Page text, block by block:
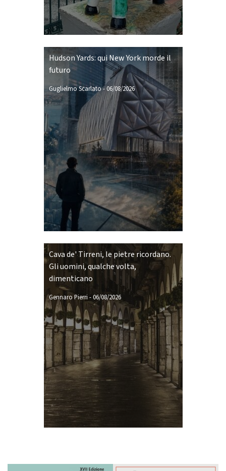
Hudson Yards: qui New York morde il
futuro
Guglielmo Scarlato-06/08/2026
Cava de' Tirreni, le pietre ricordano.
Gli uomini, qualche volta,
dimenticano
Gennaro Pierri -06/08/2026